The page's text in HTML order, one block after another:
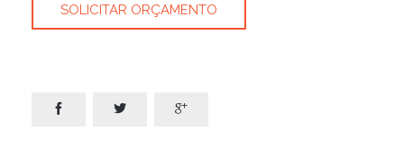
SOLICITAR ORÇAMENTO
  